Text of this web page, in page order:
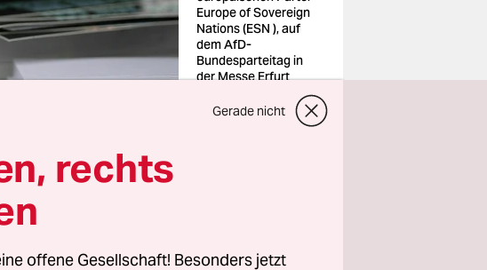
Europe of Sovereign
Nations (ESN ), auf
dem AfD-
Bundesparteitag in
der Messe Erfurt
Kahnert/picture
Das
Gerade nicht
rechts
offene Gesellschaft! Besonders jetzt